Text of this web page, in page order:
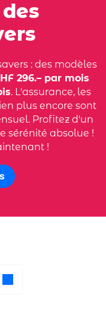
: des modèles
296.– par mois
. L'assurance, les
plus encore sont
Profitez d'un
sérénité absolue !
!